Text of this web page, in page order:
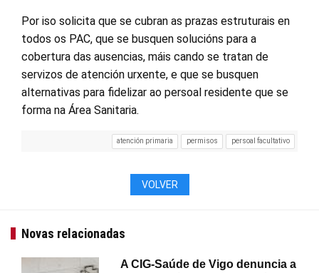
Por iso solicita que se cubran as prazas estruturais en
todos os PAC, que se busquen solucións para a
cobertura das ausencias, máis cando se tratan de
servizos de atención urxente, e que se busquen
alternativas para fidelizar ao persoal residente que se
forma na Área Sanitaria.
atención primaria permisos persoal facultativo
VOLVER
Novas relacionadas
A CIG-Saúde de Vigo denuncia a